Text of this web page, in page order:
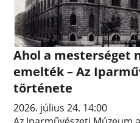
Ahol a mesterséget
emelték – Az
története
2026. július 24. 14:00